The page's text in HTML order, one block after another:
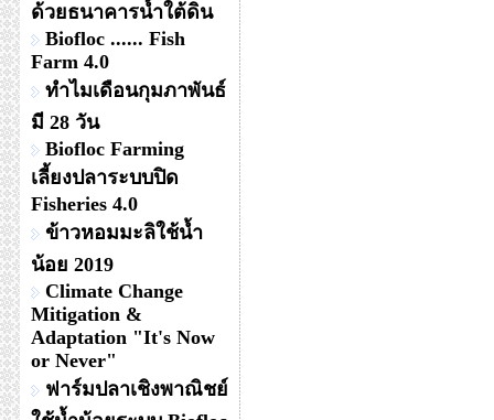
ด้วยธนาคารน้ำใต้ดิน
Biofloc ...... Fish
Farm 4.0
ทำไมเดือนกุมภาพันธ์
มี 28 วัน
Biofloc Farming
เลี้ยงปลาระบบปิด
Fisheries 4.0
ข้าวหอมมะลิใช้น้ำ
น้อย 2019
Climate Change
Mitigation &
Adaptation "It's Now
or Never"
ฟาร์มปลาเชิงพาณิชย์